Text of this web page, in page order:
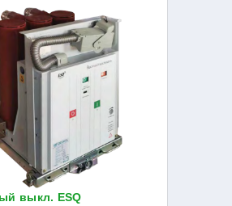
выкл. ESQ